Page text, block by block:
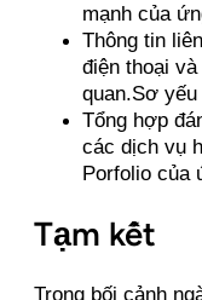
mạnh của
Thông tin
điện thoại
quan.Sơ
Tổng hợp
các dịch vụ
Porfolio của
Tạm kết
Trong bối cảnh